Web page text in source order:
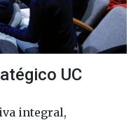
UC
integral,